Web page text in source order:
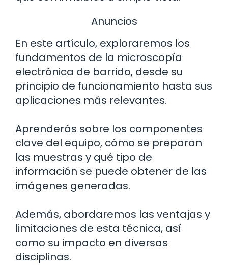
Anuncios
En este artículo, exploraremos los
fundamentos de la microscopía
electrónica de barrido, desde su
principio de funcionamiento hasta sus
aplicaciones más relevantes.
Aprenderás sobre los componentes
clave del equipo, cómo se preparan
las muestras y qué tipo de
información se puede obtener de las
imágenes generadas.
Además, abordaremos las ventajas y
limitaciones de esta técnica, así
como su impacto en diversas
disciplinas.